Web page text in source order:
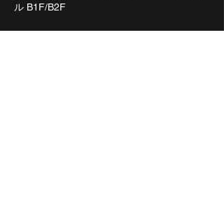
ル B1F/B2F